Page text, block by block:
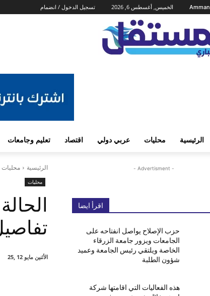
Amman الخميس, أغسطس 6, 2026 تسجيل الدخول / انضمام
الرئيسية محليات عربي دولي اقتصاد تعليم وجامعات
الرئيسية محليات
محليات
الأثنين مايو 12 ,25
- Advertisment -
اقرأ ايضا
حزب الإصلاح يواصل انفتاحه على
الجامعات ويزور جامعة الزرقاء
الخاصة ويلتقي رئيس الجامعة وعميد
شؤون الطلبة
هذه الفعاليات التي اقامتها شركة